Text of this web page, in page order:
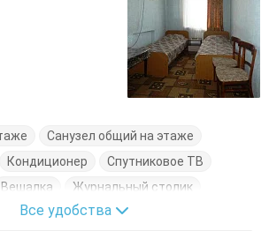
Санузел общий на этаже
Кондиционер
Спутниковое ТВ
Вешалка
Журнальный столик
односпальные
Все удобства